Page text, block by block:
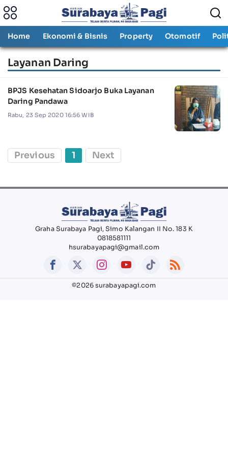
Home Ekonomi & Bisnis Property Otomotif
Layanan Daring
BPJS Kesehatan Sidoarjo Buka Layanan
Daring Pandawa
Rabu, 23 Sep 2020 16:56 WIB
Previous 1 Next
Graha Surabaya Pagi, Simo Kalangan II No. 183 K
0818581111
hsurabayapagi@gmail.com
©2026 surabayapagi.com